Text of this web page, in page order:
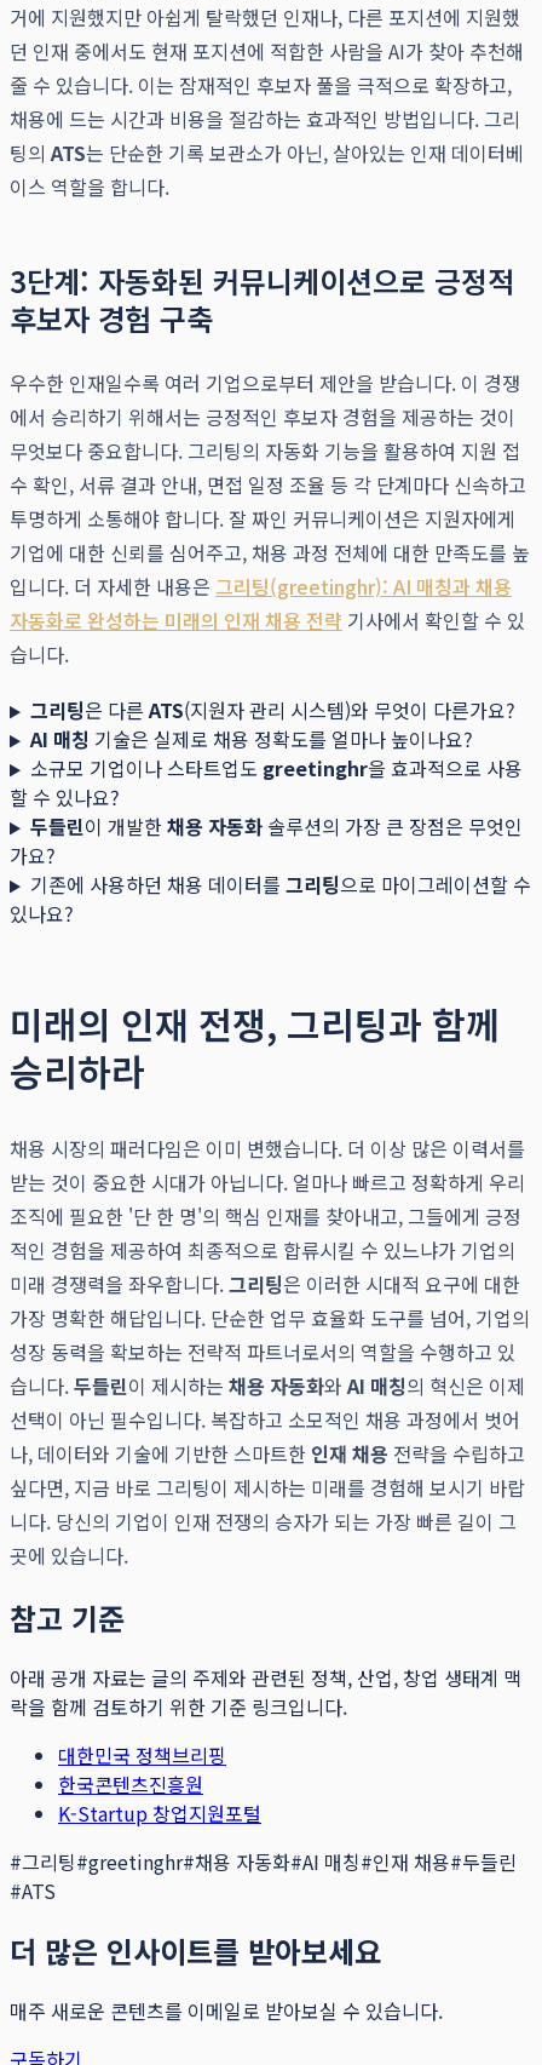
거에 지원했지만 아쉽게 탈락했던 인재나, 다른 포지션에 지원했
던 인재 중에서도 현재 포지션에 적합한 사람을 AI가 찾아 추천해
줄 수 있습니다. 이는 잠재적인 후보자 풀을 극적으로 확장하고,
채용에 드는 시간과 비용을 절감하는 효과적인 방법입니다. 그리
팅의ATS는 단순한 기록 보관소가 아닌, 살아있는 인재 데이터베
이스 역할을 합니다.
3단계: 자동화된 커뮤니케이션으로 긍정적
후보자 경험 구축
우수한 인재일수록 여러 기업으로부터 제안을 받습니다. 이 경쟁
에서 승리하기 위해서는 긍정적인 후보자 경험을 제공하는 것이
무엇보다 중요합니다. 그리팅의 자동화 기능을 활용하여 지원 접
수 확인, 서류 결과 안내, 면접 일정 조율 등 각 단계마다 신속하고
투명하게 소통해야 합니다. 잘 짜인 커뮤니케이션은 지원자에게
기업에 대한 신뢰를 심어주고, 채용 과정 전체에 대한 만족도를 높
입니다. 더 자세한 내용은 그리팅(greetinghr): AI 매칭과 채용
자동화로 완성하는 미래의 인재 채용 전략 기사에서 확인할 수 있
습니다.
그리팅은 다른ATS(지원자 관리 시스템)와 무엇이 다른가요?
AI 매칭 기술은 실제로 채용 정확도를 얼마나 높이나요?
소규모 기업이나 스타트업도 greetinghr을 효과적으로 사용
할 수 있나요?
두들린이 개발한채용 자동화솔루션의 가장 큰 장점은 무엇인
가요?
기존에 사용하던 채용 데이터를 그리팅으로 마이그레이션할 수
있나요?
미래의 인재 전쟁, 그리팅과 함께
승리하라
채용 시장의 패러다임은 이미 변했습니다. 더 이상 많은 이력서를
받는 것이 중요한 시대가 아닙니다. 얼마나 빠르고 정확하게 우리
조직에 필요한 '단 한 명'의 핵심 인재를 찾아내고, 그들에게 긍정
적인 경험을 제공하여 최종적으로 합류시킬 수 있느냐가 기업의
미래 경쟁력을 좌우합니다.그리팅은 이러한 시대적 요구에 대한
가장 명확한 해답입니다. 단순한 업무 효율화 도구를 넘어, 기업의
성장 동력을 확보하는 전략적 파트너로서의 역할을 수행하고 있
습니다.두들린이 제시하는 채용 자동화와AI 매칭의 혁신은 이제
선택이 아닌 필수입니다. 복잡하고 소모적인 채용 과정에서 벗어
나, 데이터와 기술에 기반한 스마트한 인재 채용 전략을 수립하고
싶다면, 지금 바로 그리팅이 제시하는 미래를 경험해 보시기 바랍
니다. 당신의 기업이 인재 전쟁의 승자가 되는 가장 빠른 길이 그
곳에 있습니다.
참고 기준
아래 공개 자료는 글의 주제와 관련된 정책, 산업, 창업 생태계 맥
락을 함께 검토하기 위한 기준 링크입니다.
대한민국 정책브리핑
한국콘텐츠진흥원
K-Startup 창업지원포털
#그리팅#greetinghr#채용 자동화#AI 매칭#인재 채용#두들린
#ATS
더 많은 인사이트를 받아보세요
매주 새로운 콘텐츠를 이메일로 받아보실 수 있습니다.
구독하기